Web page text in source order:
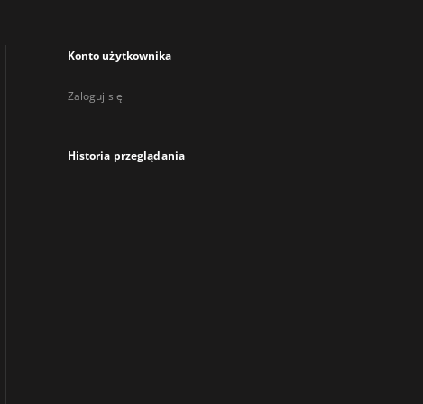
Konto użytkownika
Zaloguj się
Historia przeglądania